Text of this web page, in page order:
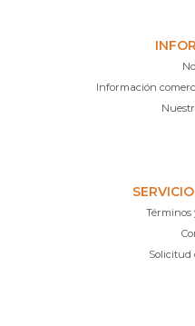
Información
Términos
Solicitud